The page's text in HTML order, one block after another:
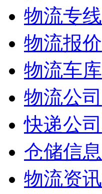
物流专线
物流报价
物流车库
物流公司
快递公司
仓储信息
物流资讯